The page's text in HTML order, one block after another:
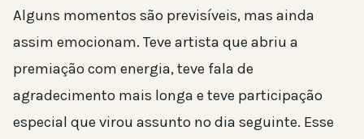
Alguns momentos são previsíveis, mas ainda
assim emocionam. Teve artista que abriu a
premiação com energia, teve fala de
agradecimento mais longa e teve participação
especial que virou assunto no dia seguinte. Esse